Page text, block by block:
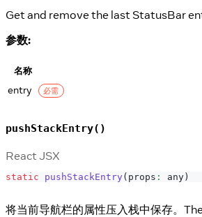
Get and remove the last StatusBar
参数:
名称
entry 必需
pushStackEntry()
React JSX
static pushStackEntry ( props : any )
将当前导航栏的属性压入栈中保存。